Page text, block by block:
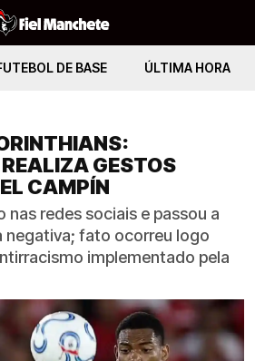
DE BASE ÚLTIMA HORA
GESTOS
CAMPÍN
nas redes sociais e passou a
negativa; fato ocorreu logo
implementado pela